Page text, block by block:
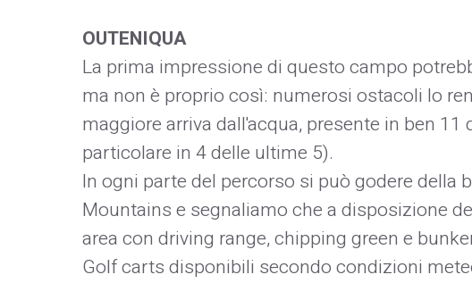
OUTENIQUA
La prima impressione di questo campo
ma non è proprio così: numerosi ostacoli lo
maggiore arriva dall'acqua, presente in ben
particolare in 4 delle ultime 5).
In ogni parte del percorso si può godere della
Mountains e segnaliamo che a disposizione
area con driving range, chipping green e
Golf carts disponibili secondo condizioni